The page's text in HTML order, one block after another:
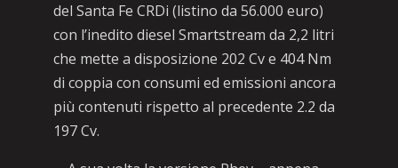
del Santa Fe CRDi (listino da 56.000 euro)
con l’inedito diesel Smartstream da 2,2 litri
che mette a disposizione 202 Cv e 404 Nm
di coppia con consumi ed emissioni ancora
più contenuti rispetto al precedente 2.2 da
197 Cv.